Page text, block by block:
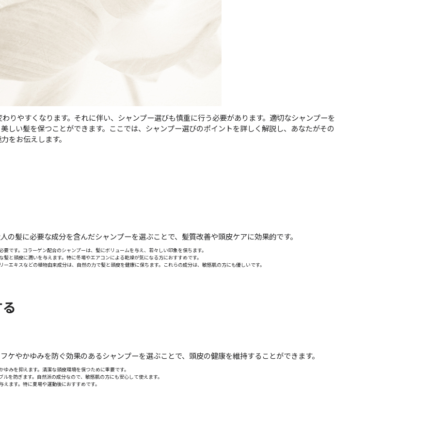
りやすくなります。それに伴い、シャンプー選びも慎重に行う必要があります。適切なシャンプーを
しい髪を保つことができます。ここでは、シャンプー選びのポイントを詳しく解説し、あなたがその
をお伝えします。
の髪に必要な成分を含んだシャンプーを選ぶことで、髪質改善や頭皮ケアに効果的です。
です。コラーゲン配合のシャンプーは、髪にボリュームを与え、若々しい印象を保ちます。
と頭皮に潤いを与えます。特に冬場やエアコンによる乾燥が気になる方におすすめです。
エキスなどの植物由来成分は、自然の力で髪と頭皮を健康に保ちます。これらの成分は、敏感肌の方にも優しいです。
ケやかゆみを防ぐ効果のあるシャンプーを選ぶことで、頭皮の健康を維持することができます。
みを抑えます。清潔な頭皮環境を保つために重要です。
を防ぎます。自然派の成分なので、敏感肌の方にも安心して使えます。
ます。特に夏場や運動後におすすめです。